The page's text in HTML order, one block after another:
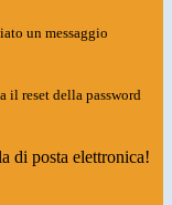
un messaggio
il reset della password
di posta elettronica!